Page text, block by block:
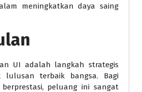
meningkatkan daya saing
UI adalah langkah strategis
lulusan terbaik bangsa. Bagi
berprestasi, peluang ini sangat